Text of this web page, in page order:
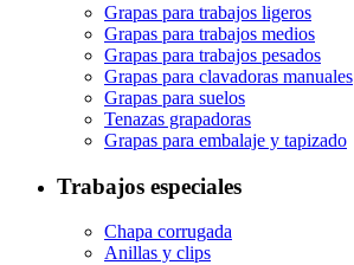
Grapas para trabajos ligeros
Grapas para trabajos medios
Grapas para trabajos pesados
Grapas para clavadoras manuales
Grapas para suelos
Tenazas grapadoras
Grapas para embalaje y tapizado
Trabajos especiales
Chapa corrugada
Anillas y clips